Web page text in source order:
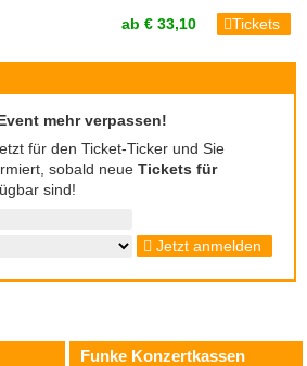
ab € 33,10 Tickets
mehr verpassen!
für den Ticket-Ticker und Sie
sobald neue Tickets für
sind!
Jetzt anmelden
Funke Konzertkassen